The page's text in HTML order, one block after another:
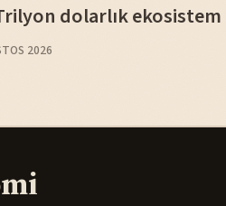
dolarlık ekosistem
2026